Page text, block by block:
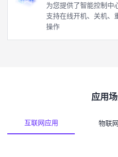
为您提供了智能控制中
支持在线开机、关机、
操作
应用
互联网应用 物联网